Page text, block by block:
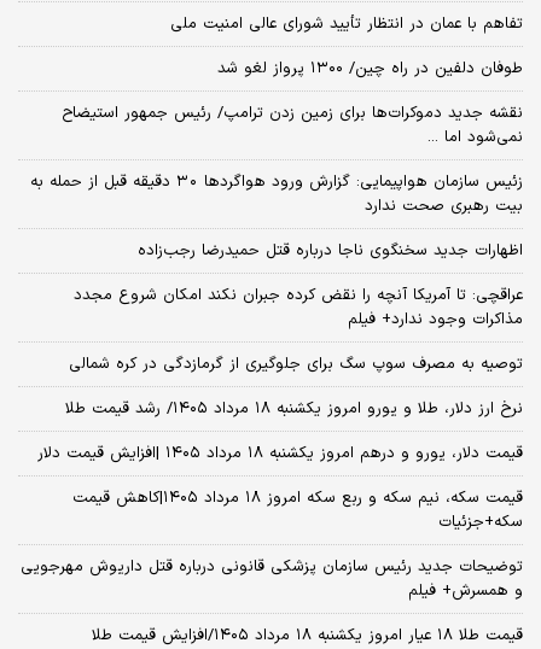
تفاهم با عمان در انتظار تأیید شورای عالی امنیت ملی
طوفان دلفین در راه چین/ ۱۳۰۰ پرواز لغو شد
نقشه جدید دموکرات‌ها برای زمین زدن ترامپ/ رئیس جمهور استیضاح
نمی‌شود اما ...
زئیس سازمان هواپیمایی: گزارش ورود هواگردها ٣٠ دقیقه قبل از حمله به
بیت رهبری صحت ندارد
اظهارات جدید سخنگوی ناجا درباره قتل حمیدرضا رجب‌زاده
عراقچی: تا آمریکا آنچه را نقض کرده جبران نکند امکان شروع مجدد
مذاکرات وجود ندارد+ فیلم
توصیه به مصرف سوپ سگ برای جلوگیری از گرمازدگی در کره شمالی
نرخ ارز دلار، طلا و یورو امروز یکشنبه ۱۸ مرداد ۱۴۰۵/ رشد قیمت طلا
قیمت دلار، یورو و درهم امروز یکشنبه ۱۸ مرداد ۱۴۰۵ |افزایش قیمت دلار
قیمت سکه، نیم سکه و ربع سکه امروز ۱۸ مرداد ۱۴۰۵|کاهش قیمت
سکه+جزئیات
توضیحات جدید رئیس سازمان پزشکی قانونی درباره قتل داریوش مهرجویی
و همسرش+ فیلم
قیمت طلا ۱۸ عیار امروز یکشنبه ۱۸ مرداد ۱۴۰۵/افزایش قیمت طلا